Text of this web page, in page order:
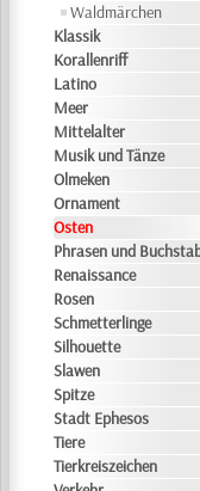
Waldmärchen
Klassik
Korallenriff
Latino
Meer
Mittelalter
Musik und Tänze
Olmeken
Ornament
Osten
Phrasen und
Renaissance
Rosen
Schmetterlinge
Silhouette
Slawen
Spitze
Stadt Ephesos
Tiere
Tierkreiszeichen